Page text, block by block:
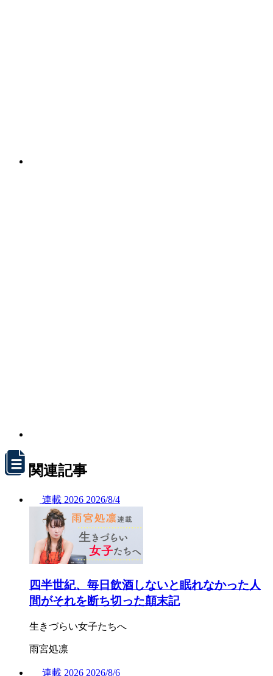
関連記事
連載 2026 2026/8/4
四半世紀、毎日飲酒しないと眠れなかった人
間がそれを断ち切った顛末記
生きづらい女子たちへ
雨宮処凛
連載 2026 2026/8/6